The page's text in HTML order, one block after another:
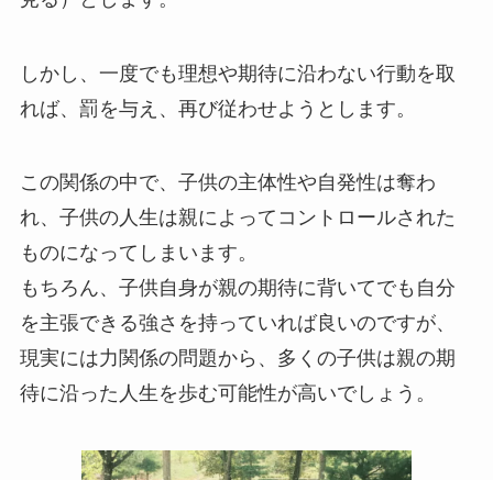
しかし、一度でも理想や期待に沿わない行動を取
れば、罰を与え、再び従わせようとします。
この関係の中で、子供の主体性や自発性は奪わ
れ、子供の人生は親によってコントロールされた
ものになってしまいます。
もちろん、子供自身が親の期待に背いてでも自分
を主張できる強さを持っていれば良いのですが、
現実には力関係の問題から、多くの子供は親の期
待に沿った人生を歩む可能性が高いでしょう。